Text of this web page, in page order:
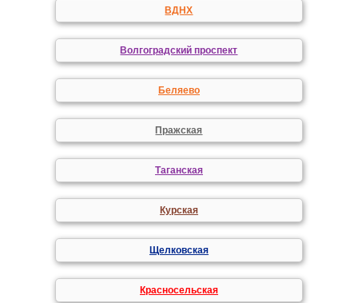
ВДНХ
Волгоградский проспект
Беляево
Пражская
Таганская
Курская
Щелковская
Красносельская